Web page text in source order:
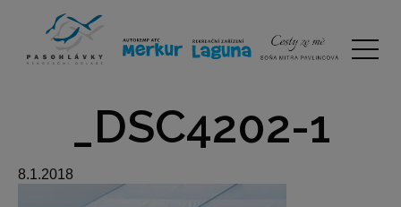
_DSC4202-1
8.1.2018